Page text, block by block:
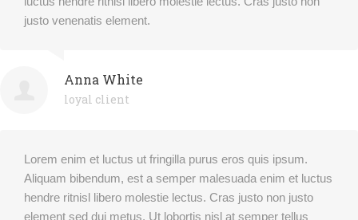
justo venenatis element.
Anna White
loyal client
Lorem enim et luctus ut fringilla purus eros quis ipsum.
Aliquam bibendum, est a semper malesuada enim et luctus
hendre ritnisl libero molestie lectus. Cras justo non justo
element sed dui metus. Ut lobortis nisl at semper tellus